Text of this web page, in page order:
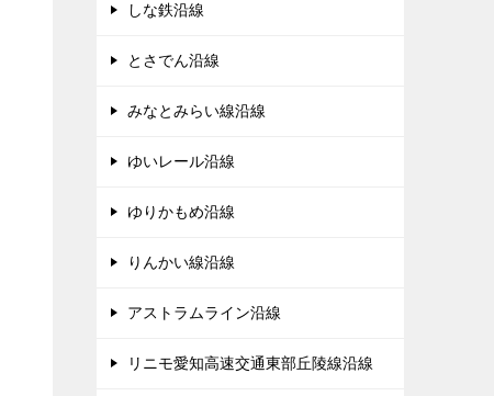
しな鉄沿線
とさでん沿線
みなとみらい線沿線
ゆいレール沿線
ゆりかもめ沿線
りんかい線沿線
アストラムライン沿線
リニモ愛知高速交通東部丘陵線沿線